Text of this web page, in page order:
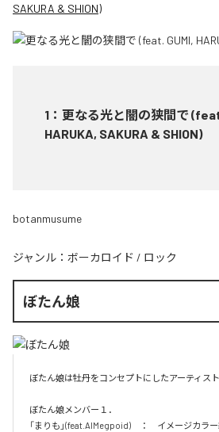
SAKURA & SHION)
1 ： 更なる光と闇の狭間で
HARUKA, SAKURA & SHION)
botanmusume
ジャンル： ボーカロイド / ロック
ぼたん娘
ぼたん娘は牡丹をコンセプトにしたアーティスト
ぼたん娘メンバー１．
「まりも」(feat.AIMegpoid)　：　イメージカラ